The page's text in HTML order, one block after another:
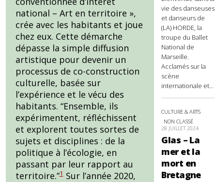
national – Art en territoire »,
crée avec les habitants et joue
chez eux. Cette démarche
dépasse la simple diffusion
artistique pour devenir un
processus de co-construction
culturelle, basée sur
l’expérience et le vécu des
habitants. “Ensemble, ils
expérimentent, réfléchissent
et explorent toutes sortes de
sujets et disciplines : de la
politique à l’écologie, en
passant par leur rapport au
territoire.”1Sur l’année 2020,
vie des danseuses
et danseurs de
(LA) HORDE, la
troupe du Ballet
National de
Marseille.
Acclamés sur la
scène
internationale et...
CULTURE & ARTS
NON CLASSÉ
28 JUILLET 2024
Glas – La
mer et la
mort en
Bretagne